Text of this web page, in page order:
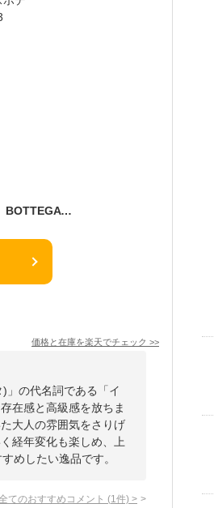
【最大2万円OFFクーポン対象・6/14～6/15限定】BOTTEGA VENETA ボッテガヴェネタ ショルダーバッグ 574051 VMAY レディース メンズ マキシイントレチャート レザー クロスボディ ポシェット 鞄 8803 574051VMAY8803
価格と在庫を楽天でチェック >>
」の代名詞である「イ
在感と高級感を放ちま
大人の雰囲気をさりげ
経年変化も楽しめ、上
めしたい逸品です。
てのおすすめコメント (1 件) >